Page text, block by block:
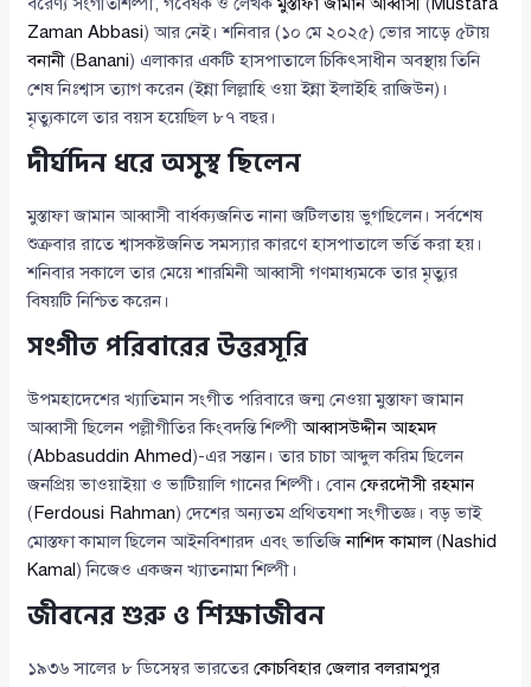
Zaman Abbasi) আর নেই। শনিবার (১০ মে ২০২৫) ভোর সাড়ে ৫টায়
বনানী (Banani) এলাকার একটি হাসপাতালে চিকিৎসাধীন অবস্থায় তিনি
শেষ নিঃশ্বাস ত্যাগ করেন (ইন্না লিল্লাহি ওয়া ইন্না ইলাইহি রাজিউন)।
মৃত্যুকালে তার বয়স হয়েছিল ৮৭ বছর।
দীর্ঘদিন ধরে অসুস্থ ছিলেন
মুস্তাফা জামান আব্বাসী বার্ধক্যজনিত নানা জটিলতায় ভুগছিলেন। সর্বশেষ
শুক্রবার রাতে শ্বাসকষ্টজনিত সমস্যার কারণে হাসপাতালে ভর্তি করা হয়।
শনিবার সকালে তার মেয়ে শারমিনী আব্বাসী গণমাধ্যমকে তার মৃত্যুর
বিষয়টি নিশ্চিত করেন।
সংগীত পরিবারের উত্তরসূরি
উপমহাদেশের খ্যাতিমান সংগীত পরিবারে জন্ম নেওয়া মুস্তাফা জামান
আব্বাসী ছিলেন পল্লীগীতির কিংবদন্তি শিল্পীআব্বাসউদ্দীন আহমদ
(Abbasuddin Ahmed)-এর সন্তান। তার চাচা আব্দুল করিম ছিলেন
জনপ্রিয় ভাওয়াইয়া ও ভাটিয়ালি গানের শিল্পী। বোনফেরদৌসী রহমান
( Ferdousi Rahman) দেশের অন্যতম প্রথিতযশা সংগীতজ্ঞ। বড় ভাই
মোস্তফা কামাল ছিলেন আইনবিশারদ এবং ভাতিজিনাশিদ কামাল(Nashid
Kamal ) নিজেও একজন খ্যাতনামা শিল্পী।
জীবনের শুরু ও শিক্ষাজীবন
১৯৩৬ সালের ৮ ডিসেম্বর ভারতেরকোচবিহার জেলার বলরামপুর